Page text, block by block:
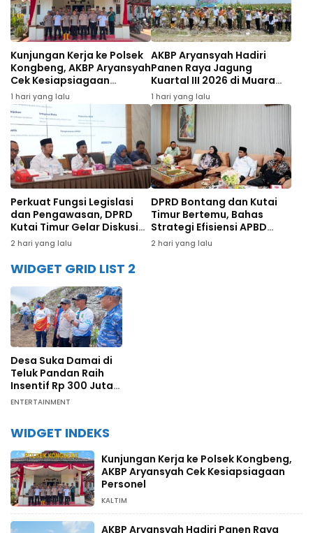
Kunjungan Kerja ke Polsek
Kongbeng, AKBP Aryansyah
Cek Kesiapsiagaan
Personel
1 hari yang lalu
AKBP Aryansyah Hadiri
Panen Raya Jagung
Kuartal III 2026 di Muara
Wahau
1 hari yang lalu
Perkuat Fungsi Legislasi
dan Pengawasan, DPRD
Kutai Timur Gelar Diskusi
Panel Tenaga Ahli
2 hari yang lalu
DPRD Bontang dan Kutai
Timur Bertemu, Bahas
Strategi Efisiensi APBD
hingga Dana Bagi Hasil
2 hari yang lalu
WIDGET GRID LIST 2
Desa Suka Damai di
Teluk Pandan Raih
Insentif Rp 300 Juta
dari Pengelolaan
ENTERTAINMENT
WIDGET INDEKS
Kunjungan Kerja ke Polsek Kongbeng,
AKBP Aryansyah Cek Kesiapsiagaan
Personel
KALTIM
AKBP Aryansyah Hadiri Panen Raya